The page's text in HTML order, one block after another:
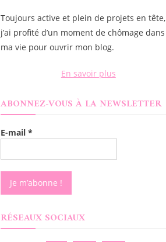
Toujours active et plein de projets en tête,
j’ai profité d’un moment de chômage dans
ma vie pour ouvrir mon blog.
En savoir plus
ABONNEZ-VOUS À LA NEWSLETTER
E-mail *
RÉSEAUX SOCIAUX